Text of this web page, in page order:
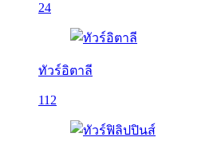
24
ทัวร์อิตาลี
112